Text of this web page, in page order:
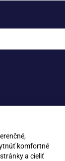
komfortné
a cieliť